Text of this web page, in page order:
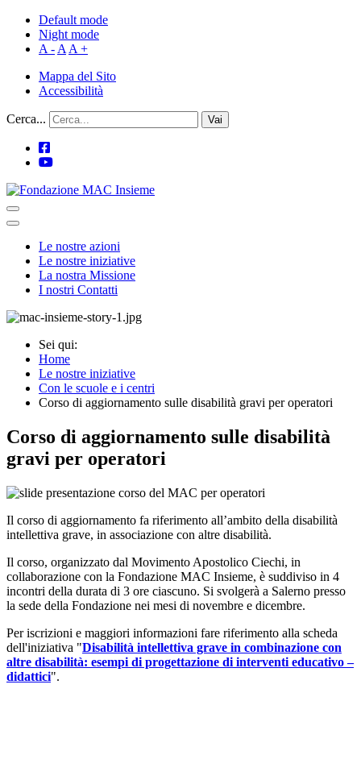
Default mode
Night mode
A - A A +
Mappa del Sito
Accessibilità
Cerca... Vai
Le nostre azioni
Le nostre iniziative
La nostra Missione
I nostri Contatti
Sei qui:
Home
Le nostre iniziative
Con le scuole e i centri
Corso di aggiornamento sulle disabilità gravi per operatori
Corso di aggiornamento sulle disabilità
gravi per operatori
Il corso di aggiornamento fa riferimento all’ambito della disabilità
intellettiva grave, in associazione con altre disabilità.
Il corso, organizzato dal Movimento Apostolico Ciechi, in
collaborazione con la Fondazione MAC Insieme, è suddiviso in 4
incontri della durata di 3 ore ciascuno. Si svolgerà a Salerno presso
la sede della Fondazione nei mesi di novembre e dicembre.
Per iscrizioni e maggiori informazioni fare riferimento alla scheda
dell'iniziativa "Disabilità intellettiva grave in combinazione con
altre disabilità: esempi di progettazione di interventi educativo –
didattici".